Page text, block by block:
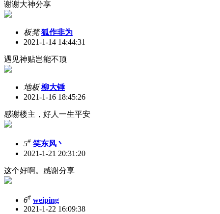
谢谢大神分享
板凳 狐作非为
2021-1-14 14:44:31
遇见神贴岂能不顶
地板 柳大锤
2021-1-16 18:45:26
感谢楼主，好人一生平安
5# 笑东风丶
2021-1-21 20:31:20
这个好啊。感谢分享
6# weiping
2021-1-22 16:09:38